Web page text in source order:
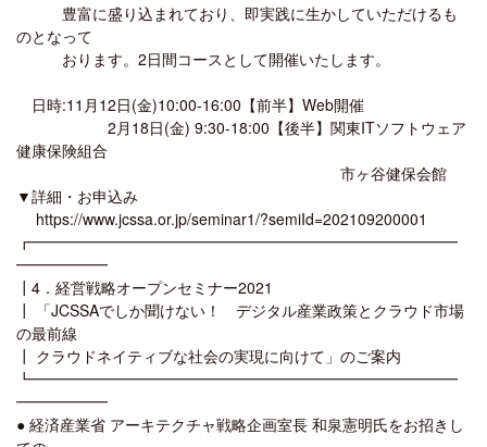
豊富に盛り込まれており、即実践に生かしていただけるも
のとなって
おります。2日間コースとして開催いたします。
日時:11月12日(金)10:00-16:00【前半】Web開催
2月18日(金) 9:30-18:00【後半】関東ITソフトウェア
健康保険組合
市ヶ谷健保会館
▼詳細・お申込み
https://www.jcssa.or.jp/seminar1/?semiId=202109200001
┏━━━━━━━━━━━━━━━━━━━━━━━━━━━━
━━━━━━
┃4．経営戦略オープンセミナー2021
┃ 「JCSSAでしか聞けない！ デジタル産業政策とクラウド市場
の最前線
┃ クラウドネイティブな社会の実現に向けて」のご案内
┗━━━━━━━━━━━━━━━━━━━━━━━━━━━━
━━━━━━
● 経済産業省 アーキテクチャ戦略企画室長 和泉憲明氏をお招きし